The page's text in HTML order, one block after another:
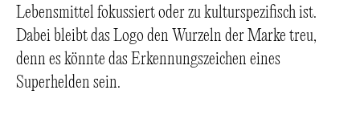
Lebensmittel fokussiert oder zu kulturspezifisch ist.
Dabei bleibt das Logo den Wurzeln der Marke treu,
denn es könnte das Erkennungszeichen eines
Superhelden sein.